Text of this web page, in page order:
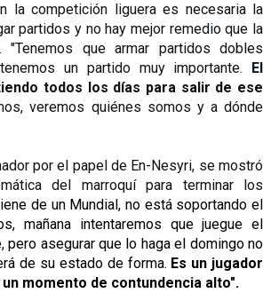
la competición liguera es necesaria la
partidos y no hay mejor remedio que la
"Tenemos que armar partidos dobles
un partido muy importante.
El
todos los días para salir de ese
veremos quiénes somos y a dónde
por el papel de En-Nesyri, se mostró
del marroquí para terminar los
de un Mundial, no está soportando el
mañana intentaremos que juegue el
pero asegurar que lo haga el domingo no
de su estado de forma. Es un jugador
momento de contundencia alto".